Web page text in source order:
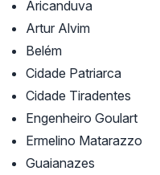
Aricanduva
Artur Alvim
Belém
Cidade Patriarca
Cidade Tiradentes
Engenheiro Goulart
Ermelino Matarazzo
Guaianazes